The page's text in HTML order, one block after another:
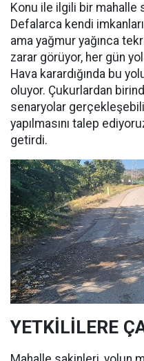
Konu ile ilgili bir mahalle
Defalarca kendi
ama yağmur yağınca
zarar görüyor, her gün
Hava karardığında bu
oluyor. Çukurlardan
senaryolar
yapılmasını talep
getirdi.
YETKİLİLERE